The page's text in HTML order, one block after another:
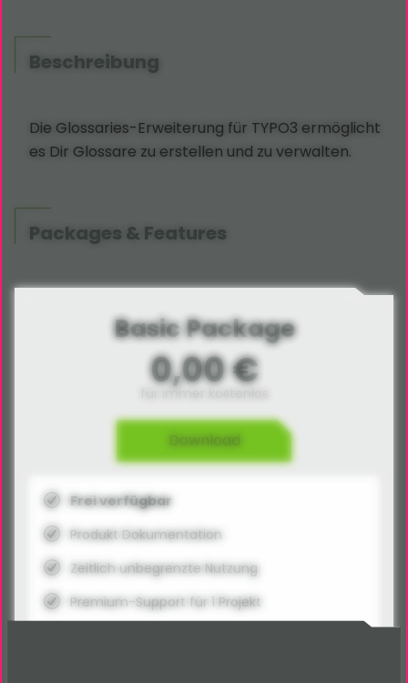
Beschreibung
Die Glossaries-Erweiterung für TYPO3 ermöglicht
es Dir Glossare zu erstellen und zu verwalten.
Packages & Features
Basic Package
0,00 €
Download
Frei verfügbar
Produkt Dokumentation
Zeitlich unbegrenzte Nutzung
Premium-Support für 1 Projekt